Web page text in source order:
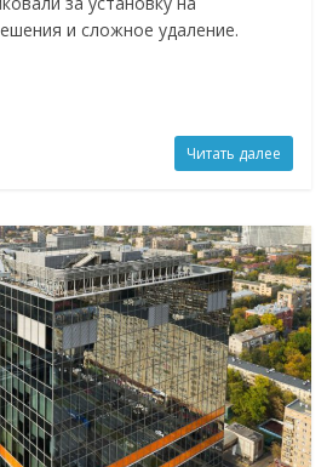
и сложное удаление.
Читать далее